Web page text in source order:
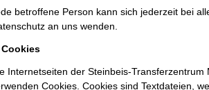
betroffene Person kann sich jederzeit bei
an uns wenden.
Cookies
Internetseiten der Steinbeis-
Cookies. Cookies sind Textdateien,